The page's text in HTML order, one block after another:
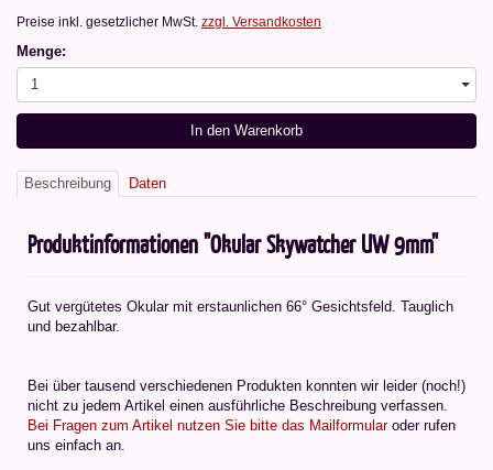
Preise inkl. gesetzlicher MwSt. zzgl. Versandkosten
Menge:
1
In den Warenkorb
Beschreibung Daten
Produktinformationen "Okular Skywatcher UW 9mm"
Gut vergütetes Okular mit erstaunlichen 66° Gesichtsfeld. Tauglich
und bezahlbar.
Bei über tausend verschiedenen Produkten konnten wir leider (noch!)
nicht zu jedem Artikel einen ausführliche Beschreibung verfassen.
Bei Fragen zum Artikel nutzen Sie bitte das Mailformularoder rufen
uns einfach an.